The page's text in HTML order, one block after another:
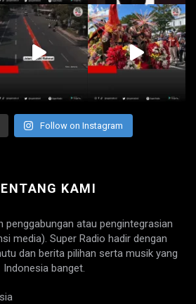
Follow on Instagram
KAMI
penggabungan atau pengintegrasian
media). Super Radio hadir dengan
dan berita pilihan serta musik yang
Indonesia banget.